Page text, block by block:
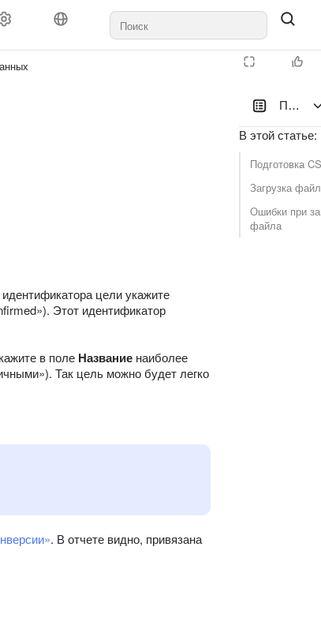
В этой статье:
Подготовка
Загрузка
Ошибки при
файла
цели укажите
Этот идентификатор
в поле Название наиболее
Так цель можно будет легко
. В отчете видно, привязана